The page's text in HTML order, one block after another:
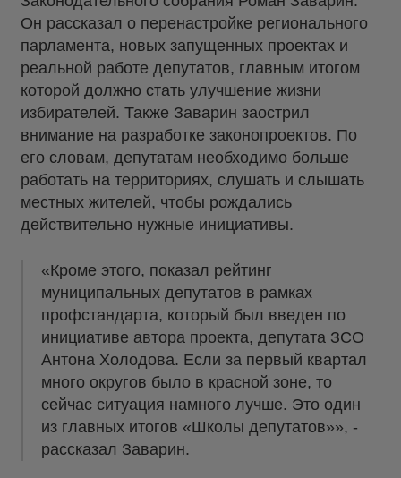
Он рассказал о перенастройке регионального
парламента, новых запущенных проектах и
реальной работе депутатов, главным итогом
которой должно стать улучшение жизни
избирателей. Также Заварин заострил
внимание на разработке законопроектов. По
его словам, депутатам необходимо больше
работать на территориях, слушать и слышать
местных жителей, чтобы рождались
действительно нужные инициативы.
«Кроме этого, показал рейтинг
муниципальных депутатов в рамках
профстандарта, который был введен по
инициативе автора проекта, депутата ЗСО
Антона Холодова. Если за первый квартал
много округов было в красной зоне, то
сейчас ситуация намного лучше. Это один
из главных итогов «Школы депутатов»», -
рассказал Заварин.